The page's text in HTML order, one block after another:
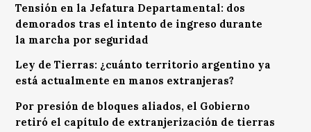
Tensión en la Jefatura Departamental: dos
demorados tras el intento de ingreso durante
la marcha por seguridad
Ley de Tierras: ¿cuánto territorio argentino ya
está actualmente en manos extranjeras?
Por presión de bloques aliados, el Gobierno
retiró el capítulo de extranjerización de tierras